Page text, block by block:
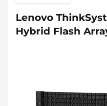
Lenovo
Hybrid Flash